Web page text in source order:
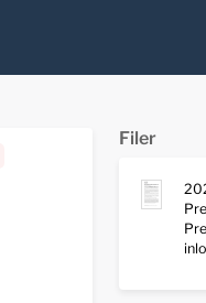
Filer